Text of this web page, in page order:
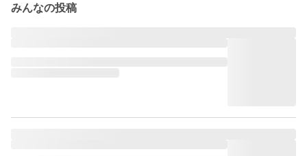
みんなの投稿